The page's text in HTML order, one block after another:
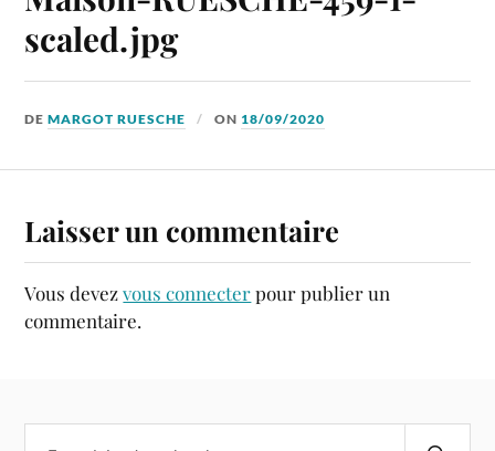
scaled.jpg
DEMARGOT RUESCHE ON 18/09/2020
Laisser un commentaire
Vous devezvous connecterpour publier un
commentaire.